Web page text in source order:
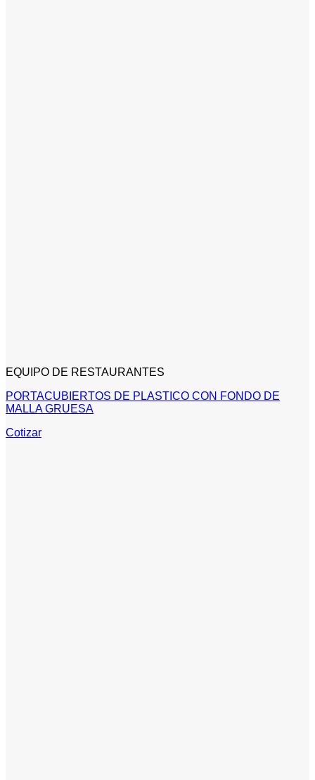
EQUIPO DE RESTAURANTES
PORTACUBIERTOS DE PLASTICO CON FONDO DE
MALLA GRUESA
Cotizar